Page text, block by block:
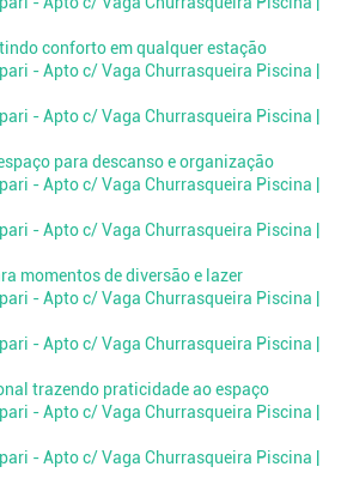
conforto em qualquer estação
para descanso e organização
momentos de diversão e lazer
trazendo praticidade ao espaço